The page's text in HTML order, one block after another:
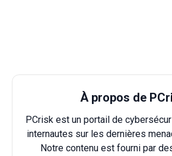
À propos de
PCrisk est un portail de
internautes sur les dernières
Notre contenu est fourni par